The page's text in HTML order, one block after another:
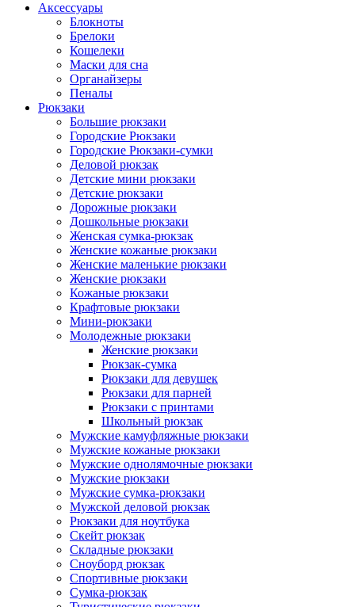
Аксессуары
Блокноты
Брелоки
Кошелеки
Маски для сна
Органайзеры
Пеналы
Рюкзаки
Большие рюкзаки
Городские Рюкзаки
Городские Рюкзаки-сумки
Деловой рюкзак
Детские мини рюкзаки
Детские рюкзаки
Дорожные рюкзаки
Дошкольные рюкзаки
Женская сумка-рюкзак
Женские кожаные рюкзаки
Женские маленькие рюкзаки
Женские рюкзаки
Кожаные рюкзаки
Крафтовые рюкзаки
Мини-рюкзаки
Молодежные рюкзаки
Женские рюкзаки
Рюкзак-сумка
Рюкзаки для девушек
Рюкзаки для парней
Рюкзаки с принтами
Школьный рюкзак
Мужские камуфляжные рюкзаки
Мужские кожаные рюкзаки
Мужские однолямочные рюкзаки
Мужские рюкзаки
Мужские сумка-рюкзаки
Мужской деловой рюкзак
Рюкзаки для ноутбука
Скейт рюкзак
Складные рюкзаки
Сноуборд рюкзак
Спортивные рюкзаки
Сумка-рюкзак